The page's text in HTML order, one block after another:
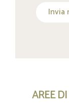
Invia
AREE